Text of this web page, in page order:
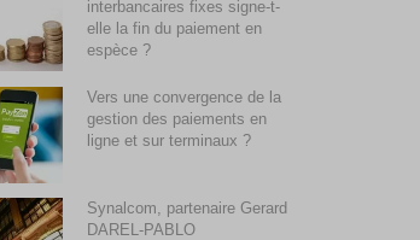
interbancaires fixes signe-t-
elle la fin du paiement en
espèce ?
Vers une convergence de la
gestion des paiements en
ligne et sur terminaux ?
Synalcom, partenaire Gerard
DAREL-PABLO